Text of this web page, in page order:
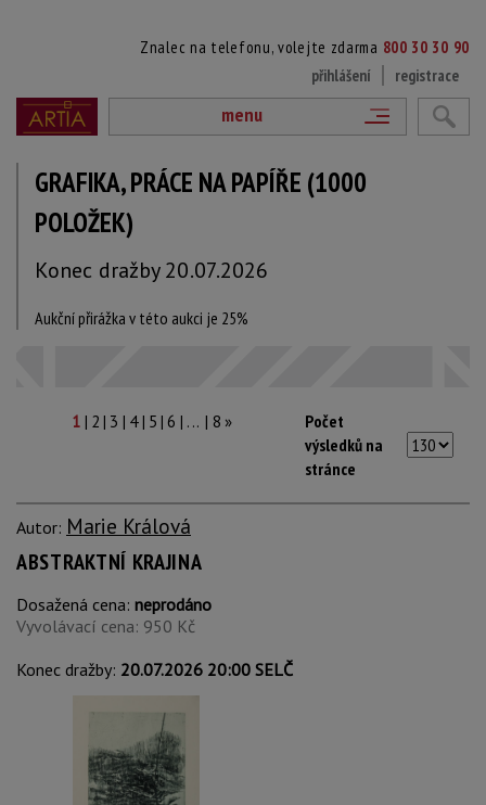
Znalec na telefonu, volejte zdarma 800 30 30 90
přihlášení
registrace
menu
GRAFIKA, PRÁCE NA PAPÍŘE (1000
POLOŽEK)
Konec dražby 20.07.2026
Aukční přirážka v této aukci je 25%
1 | 2 | 3 | 4| 5 |6 | ... | 8 »
Počet
výsledků na
stránce
Autor: Marie Králová
ABSTRAKTNÍ KRAJINA
Dosažená cena: neprodáno
Vyvolávací cena: 950 Kč
Konec dražby: 20.07.2026 20:00 SELČ